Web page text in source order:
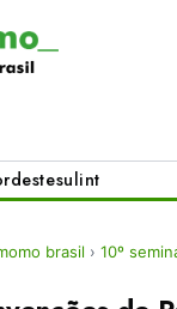
sulint
brasil › 10º